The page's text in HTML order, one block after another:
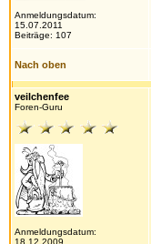
Anmeldungsdatum:
15.07.2011
Beiträge: 107
Nach oben
veilchenfee
Foren-Guru
Anmeldungsdatum:
18.12.2009